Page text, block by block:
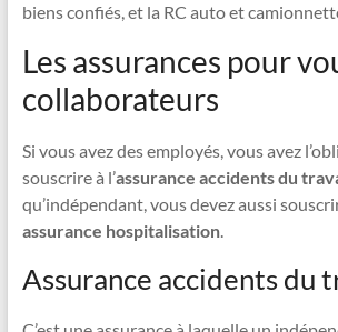
biens confiés, et la RC auto et
Les assurances pour
collaborateurs
Si vous avez des employés, vous avez
souscrire à l’assurance accidents du
qu’indépendant, vous devez aussi
assurance hospitalisation.
Assurance accidents du